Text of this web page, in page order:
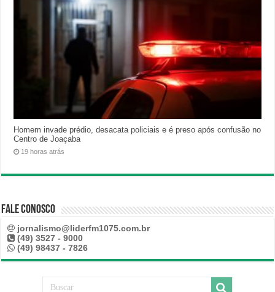
Homem invade prédio, desacata policiais e é preso após confusão no
Centro de Joaçaba
19 horas atrás
Fale Conosco
jornalismo@liderfm1075.com.br
(49) 3527 - 9000
(49) 98437 - 7826